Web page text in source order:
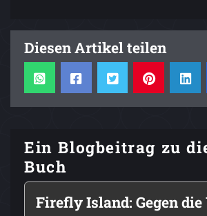
Diesen Artikel teilen
Ein Blogbeitrag zu
Buch
Firefly Island: Gegen